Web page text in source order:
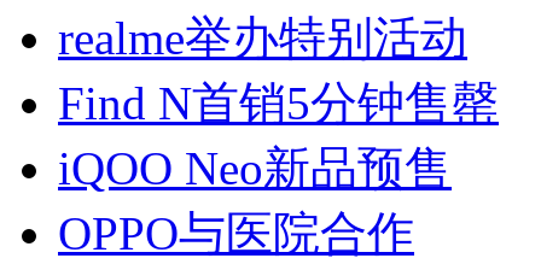
realme举办特别活动
Find N首销5分钟售罄
iQOO Neo新品预售
OPPO与医院合作